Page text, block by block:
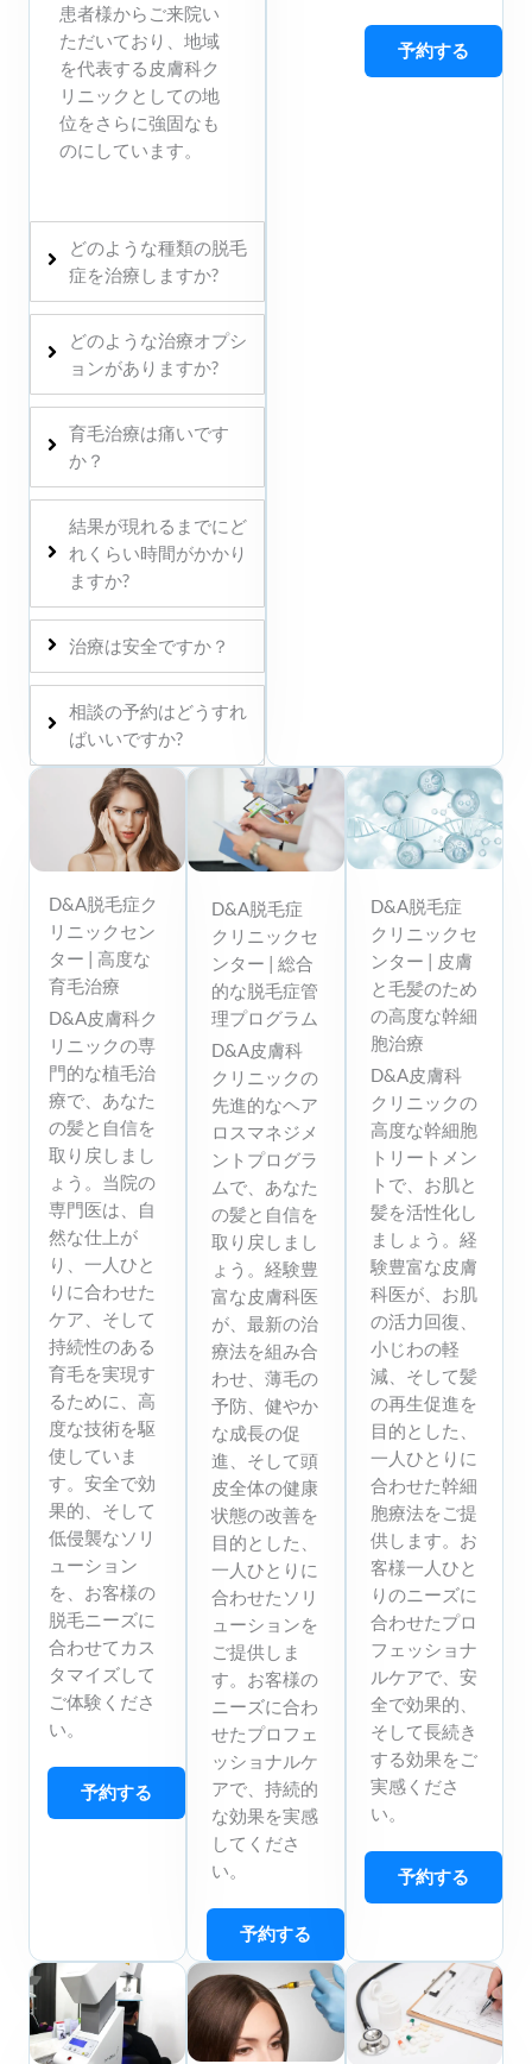
患者様からご来院い
ただいており、地域
を代表する皮膚科ク
リニックとしての地
位をさらに強固なも
のにしています。
どのような種類の脱毛
症を治療しますか?
どのような治療オプシ
ョンがありますか?
育毛治療は痛いです
か？
結果が現れるまでにど
れくらい時間がかかり
ますか?
治療は安全ですか？
相談の予約はどうすれ
ばいいですか?
予約する
D&A脱毛症ク
リニックセン
ター | 高度な
育毛治療
D&A皮膚科ク
リニックの専
門的な植毛治
療で、あなた
の髪と自信を
取り戻しまし
ょう。当院の
専門医は、自
然な仕上が
り、一人ひと
りに合わせた
ケア、そして
持続性のある
育毛を実現す
るために、高
度な技術を駆
使していま
す。安全で効
果的、そして
低侵襲なソリ
ューション
を、お客様の
脱毛ニーズに
合わせてカス
タマイズして
ご体験くださ
い。
予約する
D&A脱毛症
クリニックセ
ンター | 総合
的な脱毛症管
理プログラム
D&A皮膚科
クリニックの
先進的なヘア
ロスマネジメ
ントプログラ
ムで、あなた
の髪と自信を
取り戻しまし
ょう。経験豊
富な皮膚科医
が、最新の治
療法を組み合
わせ、薄毛の
予防、健やか
な成長の促
進、そして頭
皮全体の健康
状態の改善を
目的とした、
一人ひとりに
合わせたソリ
ューションを
ご提供しま
す。お客様の
ニーズに合わ
せたプロフェ
ッショナルケ
アで、持続的
な効果を実感
してくださ
い。
予約する
D&A脱毛症
クリニックセ
ンター | 皮膚
と毛髪のため
の高度な幹細
胞治療
D&A皮膚科
クリニックの
高度な幹細胞
トリートメン
トで、お肌と
髪を活性化し
ましょう。経
験豊富な皮膚
科医が、お肌
の活力回復、
小じわの軽
減、そして髪
の再生促進を
目的とした、
一人ひとりに
合わせた幹細
胞療法をご提
供します。お
客様一人ひと
りのニーズに
合わせたプロ
フェッショナ
ルケアで、安
全で効果的、
そして長続き
する効果をご
実感くださ
い。
予約する